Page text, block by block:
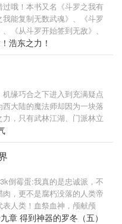
哦！本书又名《斗罗之我有
能复制无数武魂》、《斗罗
《从斗罗开始签到无敌》、
、《斗罗：复制成神》。叶
亿年镜像兽武魂，从此开始
你是剑斗罗？不对，你是昊天
？该死！你到底是谁？！”“我
你，无论你有多强，我一定
另一个你。”“蓝电霸王龙家族
依附！”“昊天宗愿依附！”“武魂
附！”“破之一族愿依附！”.....
你们随意些，我这人自由惯
真伤脑筋
贼之神级火影系统》、《海
们可以去看看。企鹅群：
浩东之力！
缘巧合之下进入到充满疑点
大陆的魔法师却因为一块落
，只有武林江湖、门派林立
的身份，开启了一段游历天
着太多古怪。精心布局反杀
倒霉蛋:我真的是忠诚派，不
，更不是腐朽没落的人类帝
人类！血祭血神，颅献颅
！！
章 得到神器的罗冬（五）